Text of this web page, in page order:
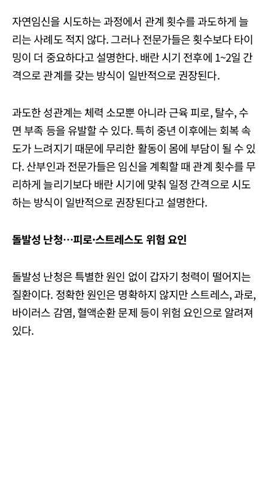
자연임신을 시도하는 과정에서 관계 횟수를 과도하게 늘
리는 사례도 적지 않다. 그러나 전문가들은 횟수보다 타이
밍이 더 중요하다고 설명한다. 배란 시기 전후에 1~2일 간
격으로 관계를 갖는 방식이 일반적으로 권장된다.
과도한 성관계는 체력 소모뿐 아니라 근육 피로, 탈수, 수
면 부족 등을 유발할 수 있다. 특히 중년 이후에는 회복 속
도가 느려지기 때문에 무리한 활동이 몸에 부담이 될 수 있
다. 산부인과 전문가들은 임신을 계획할 때 관계 횟수를 무
리하게 늘리기보다 배란 시기에 맞춰 일정 간격으로 시도
하는 방식이 일반적으로 권장된다고 설명한다.
돌발성 난청…피로·스트레스도위험요인
돌발성 난청은 특별한 원인 없이 갑자기 청력이 떨어지는
질환이다. 정확한 원인은 명확하지 않지만 스트레스, 과로,
바이러스 감염, 혈액순환 문제 등이 위험 요인으로 알려져
있다.